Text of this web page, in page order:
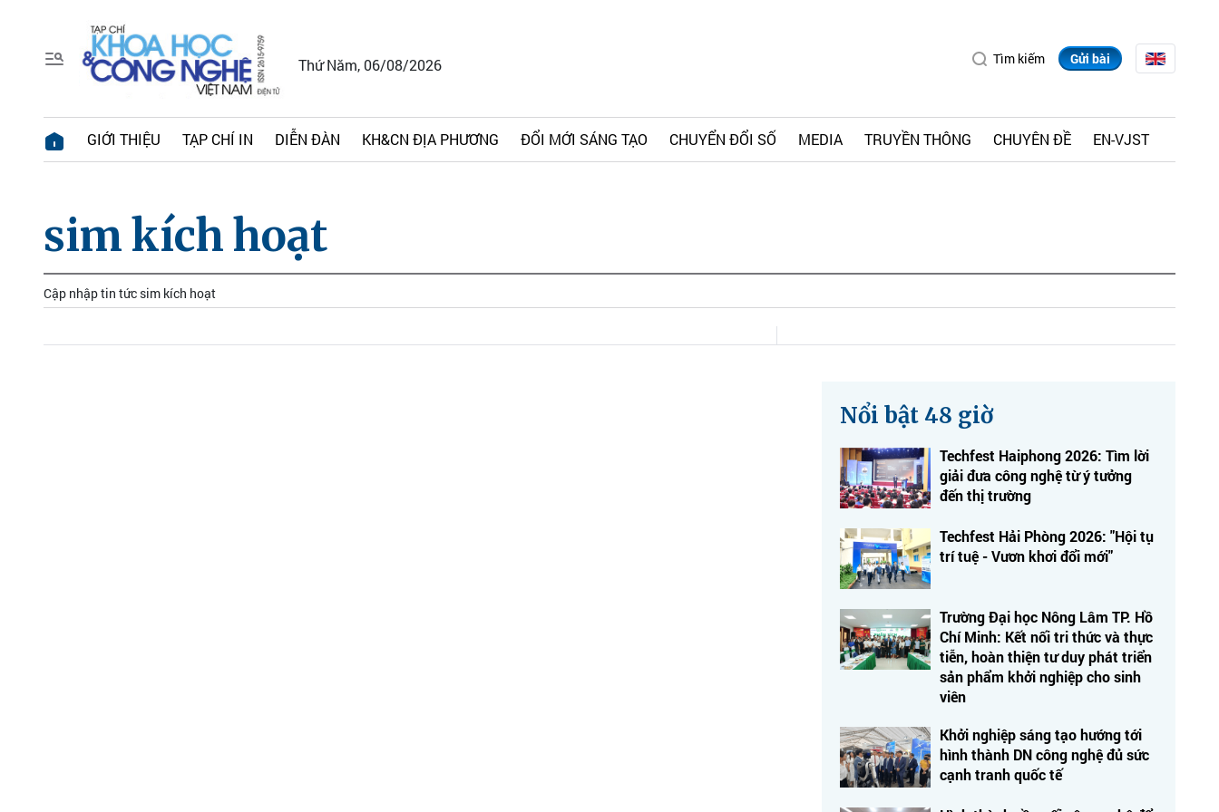
Thứ Năm, 06/08/2026 Tìm kiếm Gửi bài
GIỚI THIỆU TẠP CHÍ IN DIỄN ĐÀN KH&CN ĐỊA PHƯƠNG ĐỔI MỚI SÁNG TẠO CHUYỂN ĐỔI SỐ MEDIA TRUYỀN THÔNG CHUYÊN ĐỀ EN-VJST
sim kích hoạt
Cập nhập tin tức sim kích hoạt
Nổi bật 48 giờ
Techfest Haiphong 2026: Tìm lời
giải đưa công nghệ từ ý tưởng
đến thị trường
Techfest Hải Phòng 2026: "Hội tụ
trí tuệ - Vươn khơi đổi mới"
Trường Đại học Nông Lâm TP. Hồ
Chí Minh: Kết nối tri thức và thực
tiễn, hoàn thiện tư duy phát triển
sản phẩm khởi nghiệp cho sinh
viên
Khởi nghiệp sáng tạo hướng tới
hình thành DN công nghệ đủ sức
cạnh tranh quốc tế